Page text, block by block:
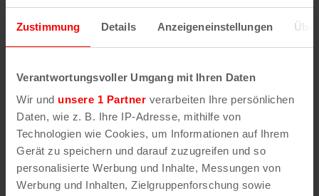
Zustimmung Details Anzeigeneinstellungen
Verantwortungsvoller Umgang mit Ihren Daten
Wir und unsere 1 Partner verarbeiten Ihre persönlichen
Daten, wie z. B. Ihre IP-Adresse, mithilfe von
Technologien wie Cookies, um Informationen auf Ihrem
Gerät zu speichern und darauf zuzugreifen und so
personalisierte Werbung und Inhalte, Messungen von
Werbung und Inhalten, Zielgruppenforschung sowie